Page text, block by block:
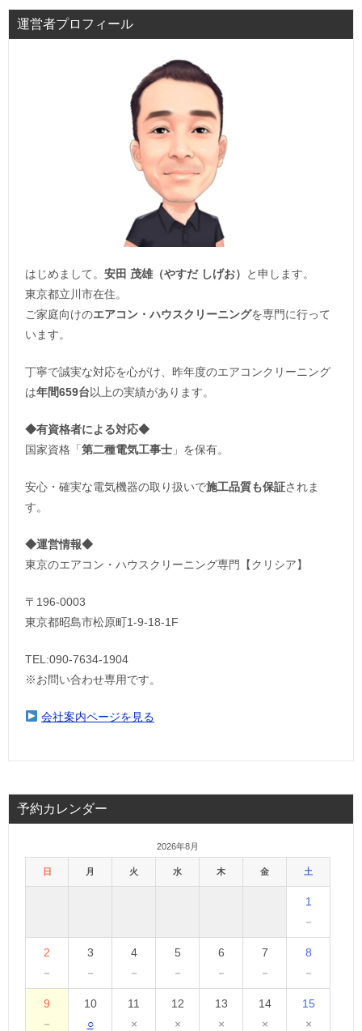
運営者プロフィール
はじめまして。 安田 茂雄（やすだ しげお）
と申します。
東京都立川市在住。
ご家庭向けのエアコン・ハウスクリーニングを専門に行って
います。
丁寧で誠実な対応を心がけ、昨年度のエアコンクリーニング
は年間659台以上の実績があります。
◆有資格者による対応◆
国家資格「第二種電気工事士 」を保有。
安心・確実な電気機器の取り扱いで施工品質も保証されま
す。
◆運営情報◆
東京のエアコン・ハウスクリーニング専門【クリシア】
〒196-0003
東京都昭島市松原町1-9‐18‐1F
TEL:090-7634-1904
※お問い合わせ専用です。
会社案内ページを見る
予約カレンダー
2026年8月
日 月 火 水 木 金 土
1
－
2
－
3
－
4
－
5
－
6
－
7
－
8
－
9
－
10
○
11
×
12
×
13
×
14
×
15
×